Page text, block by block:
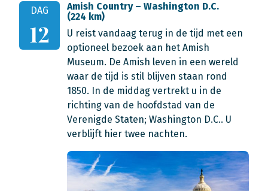
DAG
12
Amish Country – Washington D.C.
(224 km)
U reist vandaag terug in de tijd met een
optioneel bezoek aan het Amish
Museum. De Amish leven in een wereld
waar de tijd is stil blijven staan rond
1850. In de middag vertrekt u in de
richting van de hoofdstad van de
Verenigde Staten; Washington D.C.. U
verblijft hier twee nachten.